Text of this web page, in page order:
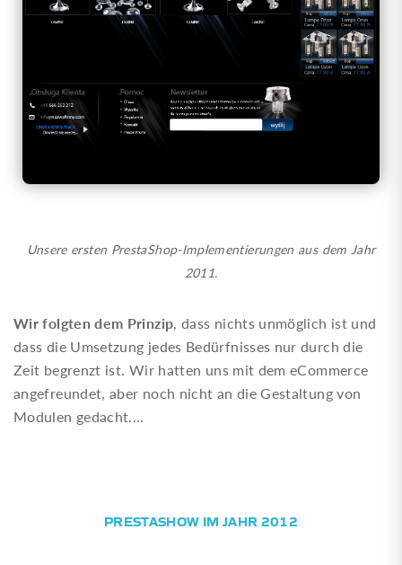
Unsere ersten PrestaShop-Implementierungen aus dem Jahr
2011.
Wir folgten dem Prinzip, dass nichts unmöglich ist und
dass die Umsetzung jedes Bedürfnisses nur durch die
Zeit begrenzt ist. Wir hatten uns mit dem eCommerce
angefreundet, aber noch nicht an die Gestaltung von
Modulen gedacht....
PRESTASHOW IM JAHR 2012